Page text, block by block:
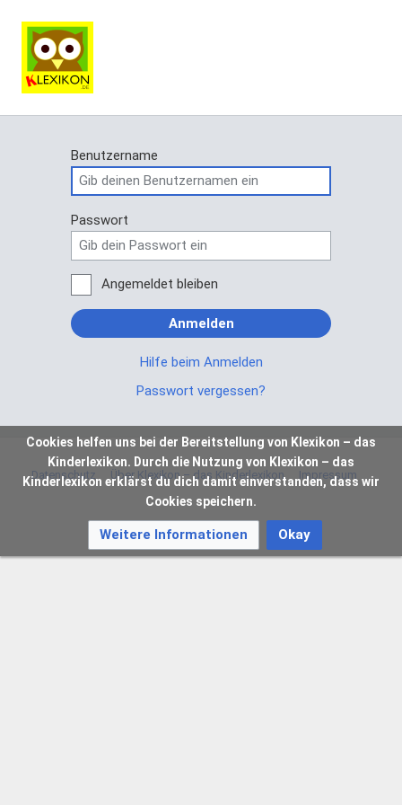
Benutzername
Passwort
Angemeldet bleiben
Anmelden
Hilfe beim Anmelden
Passwort vergessen?
Datenschutz Über Klexikon – das Kinderlexikon Impressum
Cookies helfen uns bei der Bereitstellung von Klexikon – das
Kinderlexikon. Durch die Nutzung von Klexikon – das
Kinderlexikon erklärst du dich damit einverstanden, dass wir
Cookies speichern.
Weitere Informationen Okay